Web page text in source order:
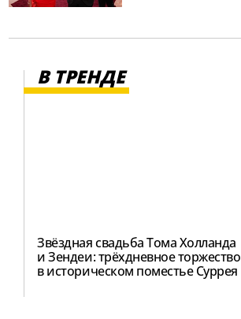
В ТРЕНДЕ
Звёздная свадьба Тома Холланда
и Зендеи: трёхдневное торжество
в историческом поместье Суррея